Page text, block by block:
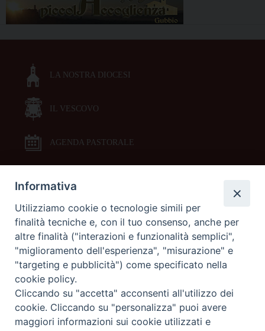
LA NOSTRA DIOCESI
IL VESCOVO
AGENDA PASTORALE
DOCUMENTI PASTORALI
ORARI MESSE
LITURGIA DELLE ORE
GALLERIE FOTOGRAFICHE
Informativa
Utilizziamo cookie o tecnologie simili per
finalità tecniche e, con il tuo consenso, anche per
altre finalità ("interazioni e funzionalità semplici",
"miglioramento dell'esperienza", "misurazione" e
"targeting e pubblicità") come specificato nella
cookie policy.
Cliccando su "accetta" acconsenti all'utilizzo dei
cookie. Cliccando su "personalizza" puoi avere
maggiori informazioni sui cookie utilizzati e